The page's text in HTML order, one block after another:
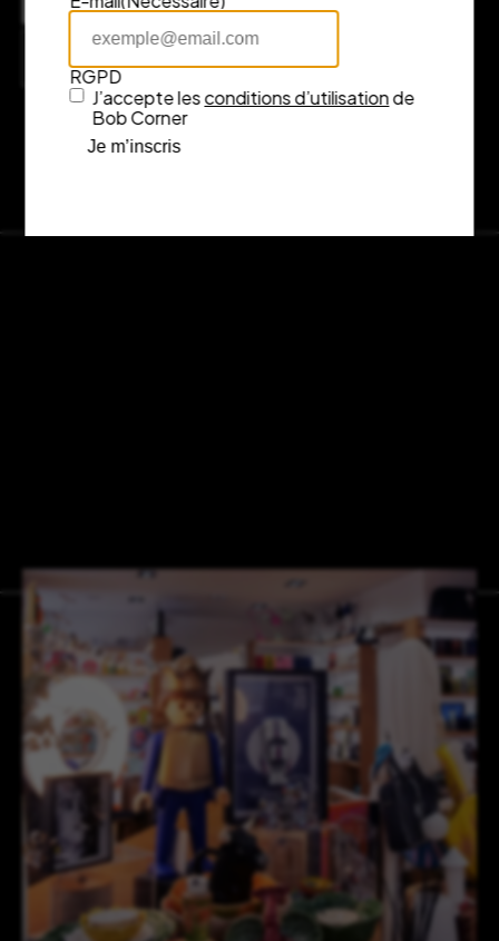
7 rue Fénelon, 33000 Bordeaux
RGPD
J’accepte lesconditions d’utilisationde
Bob Corner
Je m’inscris